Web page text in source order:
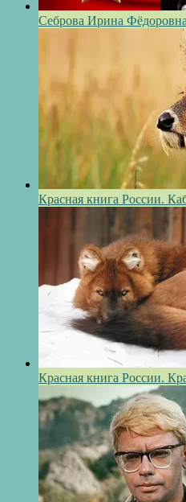
Себрова Ирина
Красная книга России.
Красная книга России.